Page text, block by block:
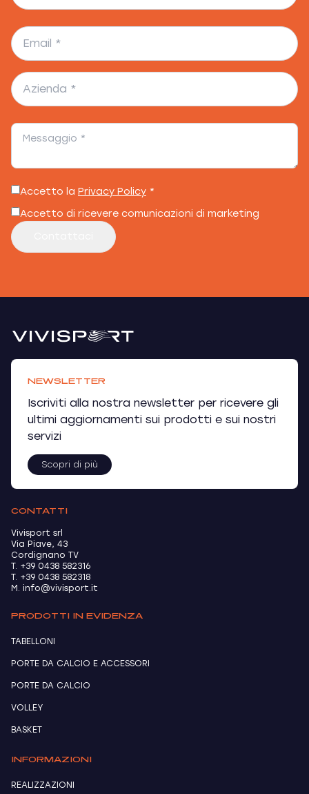
Accetto la Privacy Policy *
Accetto di ricevere comunicazioni di marketing
NEWSLETTER
Iscriviti alla nostra newsletter per ricevere gli
ultimi aggiornamenti sui prodotti e sui nostri
servizi
Scopri di più
CONTATTI
Vivisport srl
Via Piave, 43
Cordignano TV
T. +39 0438 582316
T. +39 0438 582318
M. info@vivisport.it
PRODOTTI IN EVIDENZA
TABELLONI
PORTE DA CALCIO E ACCESSORI
PORTE DA CALCIO
VOLLEY
BASKET
INFORMAZIONI
REALIZZAZIONI